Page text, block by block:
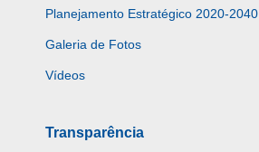
Planejamento Estratégico 2020-2040
Galeria de Fotos
Vídeos
Transparência